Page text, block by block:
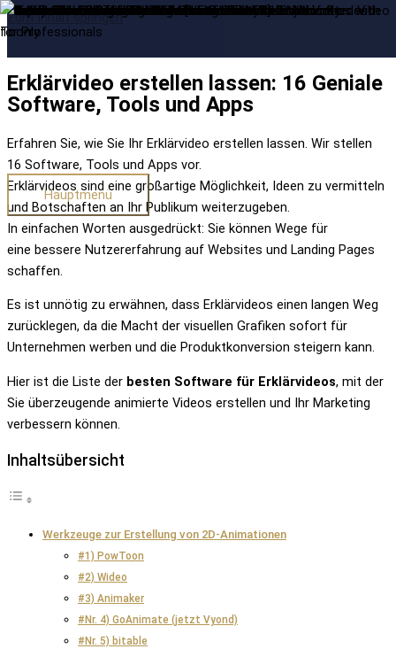
Zum Inhalt springen
Hauptmenü
Erklärvideo erstellen lassen: 16 Geniale
Software, Tools und Apps
Erfahren Sie, wie Sie Ihr Erklärvideo erstellen lassen. Wir stellen
16 Software, Tools und Apps vor.
Erklärvideos sind eine großartige Möglichkeit, Ideen zu vermitteln
und Botschaften an Ihr Publikum weiterzugeben.
In einfachen Worten ausgedrückt: Sie können Wege für
eine bessere Nutzererfahrung auf Websites und Landing Pages
schaffen.
Es ist unnötig zu erwähnen, dass Erklärvideos einen langen Weg
zurücklegen, da die Macht der visuellen Grafiken sofort für
Unternehmen werben und die Produktkonversion steigern kann.
Hier ist die Liste der besten Software für Erklärvideos, mit der
Sie überzeugende animierte Videos erstellen und Ihr Marketing
verbessern können.
Inhaltsübersicht
Werkzeuge zur Erstellung von 2D-Animationen
#1) PowToon
#2) Wideo
#3) Animaker
#Nr. 4) GoAnimate (jetzt Vyond)
#Nr. 5) bitable